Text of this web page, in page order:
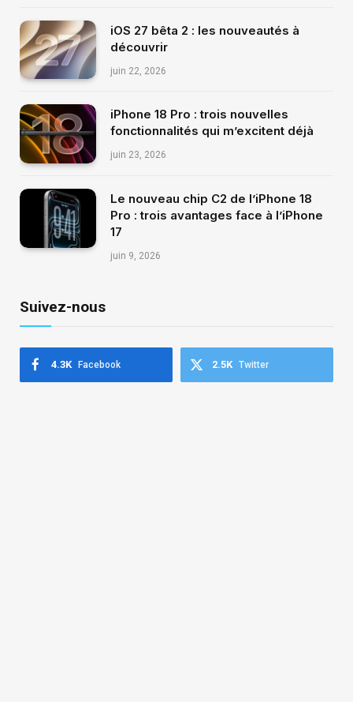
iOS 27 bêta 2 : les nouveautés à
découvrir
juin 22, 2026
iPhone 18 Pro : trois nouvelles
fonctionnalités qui m’excitent déjà
juin 23, 2026
Le nouveau chip C2 de l’iPhone 18
Pro : trois avantages face à l’iPhone
17
juin 9, 2026
Suivez-nous
Facebook
4.3K Twitter
2.5K